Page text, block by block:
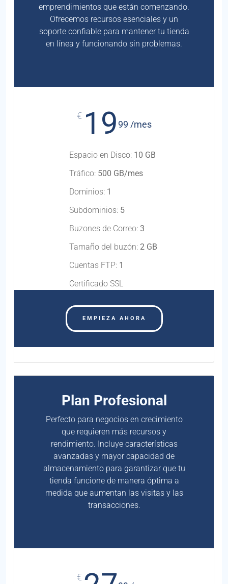
emprendimientos que están comenzando.
Ofrecemos recursos esenciales y un
soporte confiable para mantener tu tienda
en línea y funcionando sin problemas.
€ 19 99 /mes
Espacio en Disco: 10 GB
Tráfico: 500 GB/mes
Dominios: 1
Subdominios: 5
Buzones de Correo: 3
Tamaño del buzón: 2 GB
Cuentas FTP: 1
Certificado SSL
EMPIEZA AHORA
Plan Profesional
Perfecto para negocios en crecimiento
que requieren más recursos y
rendimiento. Incluye características
avanzadas y mayor capacidad de
almacenamiento para garantizar que tu
tienda funcione de manera óptima a
medida que aumentan las visitas y las
transacciones.
€